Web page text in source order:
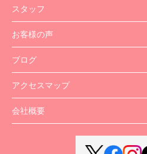
スタッフ
お客様の声
ブログ
アクセスマップ
会社概要